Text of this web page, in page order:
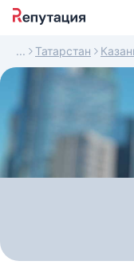
Татарстан